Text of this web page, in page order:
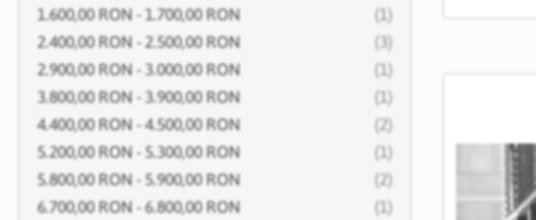
1.600,00 RON-1.700,00 RON 1
articol
2.400,00 RON-2.500,00 RON 3
articole
2.900,00 RON- 3.000,00 RON 1
articol
3.800,00 RON- 3.900,00 RON 1
articol
4.400,00 RON-4.500,00 RON 2
articole
5.200,00 RON-5.300,00 RON 1
articol
5.800,00 RON-5.900,00 RON 2
articole
6.700,00 RON-6.800,00 RON 1
articol